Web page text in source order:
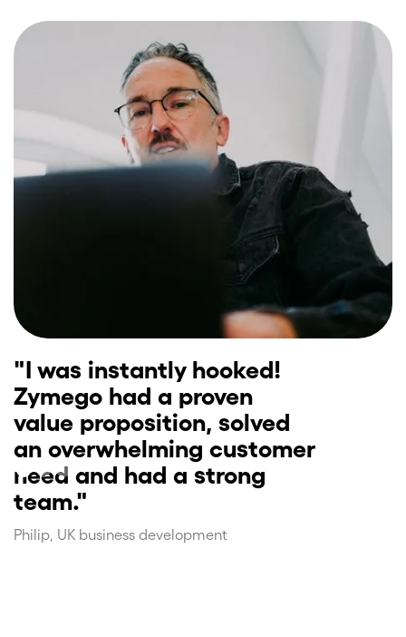
"I was instantly hooked!
Zymego had a proven
value proposition, solved
an overwhelming customer
need and had a strong
team."
Philip, UK business development